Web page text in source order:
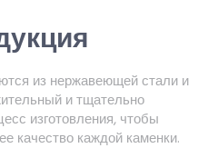
из нержавеющей стали и
и тщательно
изготовления, чтобы
качество каждой каменки.